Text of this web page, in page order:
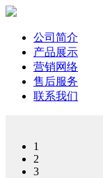
公司简介
产品展示
营销网络
售后服务
联系我们
1
2
3